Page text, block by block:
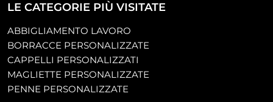
LE CATEGORIE PIÙ VISITATE
ABBIGLIAMENTO LAVORO
BORRACCE PERSONALIZZATE
CAPPELLI PERSONALIZZATI
MAGLIETTE PERSONALIZZATE
PENNE PERSONALIZZATE